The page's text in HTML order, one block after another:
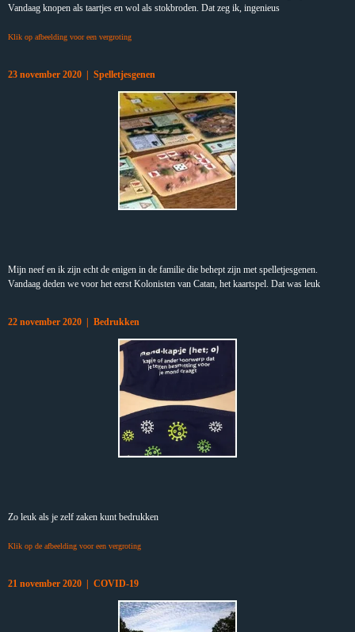
Vandaag knopen als taartjes en wol als stokbroden. Dat zeg ik, ingenieus
Klik op afbeelding voor een vergroting
23 november 2020 | Spelletjesgenen
Mijn neef en ik zijn echt de enigen in de familie die behept zijn met spelletjesgenen.
Vandaag deden we voor het eerst Kolonisten van Catan, het kaartspel. Dat was leuk
22 november 2020 | Bedrukken
Zo leuk als je zelf zaken kunt bedrukken
Klik op de afbeelding voor een vergroting
21 november 2020 | COVID-19